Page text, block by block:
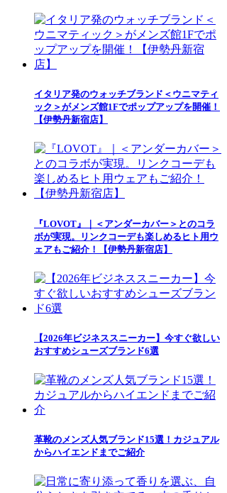
イタリア発のウォッチブランド＜ウニマティ
ック＞がメンズ館1Fでポップアップを開催！
【伊勢丹新宿店】
『LOVOT』｜＜アンダーカバー＞とのコラ
ボが実現。リンクコーデも楽しめるヒト用ウ
ェアもご紹介！【伊勢丹新宿店】
【2026年ビジネススニーカー】今すぐ欲しい
おすすめシューズブランド6選
革靴のメンズ人気ブランド15選！カジュアル
からハイエンドまでご紹介